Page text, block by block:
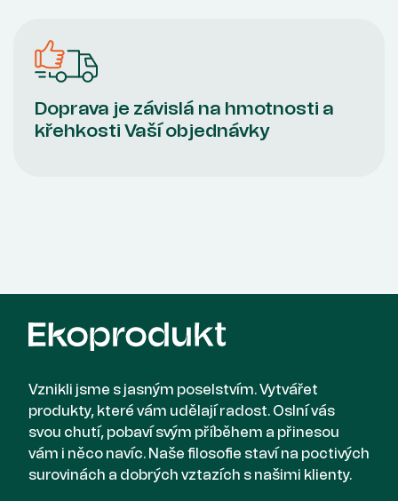
Doprava je závislá na hmotnosti a
křehkosti Vaší objednávky
Vznikli jsme s jasným poselstvím. Vytvářet
produkty, které vám udělají radost. Oslní vás
svou chutí, pobaví svým příběhem a přinesou
vám i něco navíc. Naše filosofie staví na poctivých
surovinách a dobrých vztazích s našimi klienty.